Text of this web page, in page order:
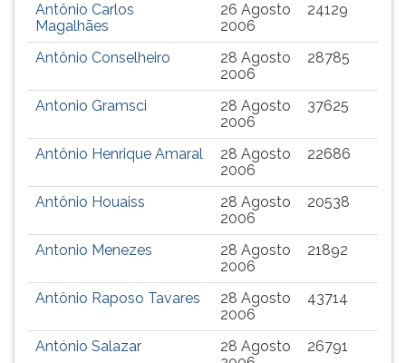
Antônio Carlos
Magalhães
26 Agosto
2006
24129
Antônio Conselheiro
28 Agosto
2006
28785
Antonio Gramsci
28 Agosto
2006
37625
Antônio Henrique Amaral
28 Agosto
2006
22686
Antônio Houaiss
28 Agosto
2006
20538
Antonio Menezes
28 Agosto
2006
21892
Antônio Raposo Tavares
28 Agosto
2006
43714
António Salazar
28 Agosto
26791